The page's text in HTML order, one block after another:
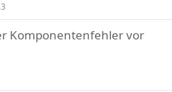
т
и
Komponentenfehler vor